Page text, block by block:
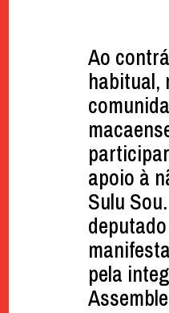
Ao
habitual,
apoio à
Sulu
pela